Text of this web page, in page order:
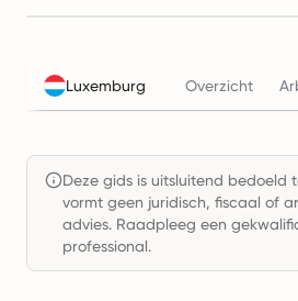
Luxemburg Overzicht
Deze gids is uitsluitend bedoeld
vormt geen juridisch, fiscaal of
advies. Raadpleeg een
professional.